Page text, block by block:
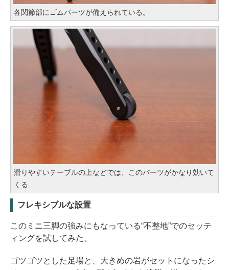
各関節部にゴムパーツが備えられている。
滑りやすいテーブルの上などでは、このパーツがかなり効いて
くる
フレキシブルな設置
このミニ三脚の強みにもなっている“不整地”でのセッテ
ィングを試してみた。
ゴツゴツとした足場と、大きめの岩がセットになったシ